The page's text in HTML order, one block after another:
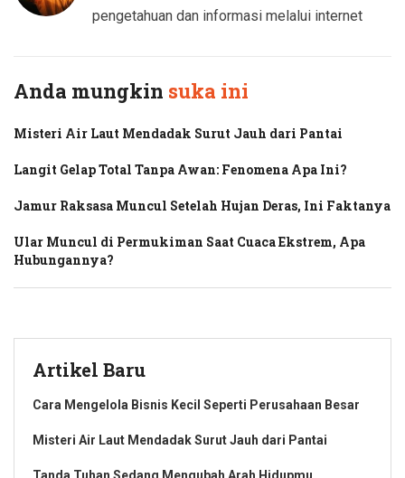
pengetahuan dan informasi melalui internet
Anda mungkin suka ini
Misteri Air Laut Mendadak Surut Jauh dari Pantai
Langit Gelap Total Tanpa Awan: Fenomena Apa Ini?
Jamur Raksasa Muncul Setelah Hujan Deras, Ini Faktanya
Ular Muncul di Permukiman Saat Cuaca Ekstrem, Apa
Hubungannya?
Artikel Baru
Cara Mengelola Bisnis Kecil Seperti Perusahaan Besar
Misteri Air Laut Mendadak Surut Jauh dari Pantai
Tanda Tuhan Sedang Mengubah Arah Hidupmu